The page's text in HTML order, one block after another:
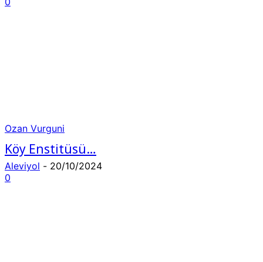
Ozan Vurguni
Köy Enstitüsü…
Aleviyol - 20/10/2024
0